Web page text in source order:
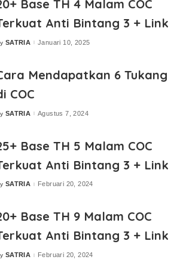
Base TH 4 Malam COC
Anti Bintang 3 + Link
SATRIA Januari 10, 2025
Mendapatkan 6 Tukang
COC
SATRIA Agustus 7, 2024
Base TH 5 Malam COC
Anti Bintang 3 + Link
SATRIA Februari 20, 2024
Base TH 9 Malam COC
Anti Bintang 3 + Link
SATRIA Februari 20, 2024